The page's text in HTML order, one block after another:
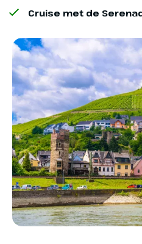
Cruise met deculinaire
richting
avond valt,
de Rijn
voel je de
ochtend
Het vaarschema is
Wanneer er voor
vaarprogramma zijn,
in je reisbescheiden.
Hoog of juist laag
weersomstandigheden
op de uitvoering van de
onvoorspelbaarheid is
schatten of
beïnvloeden. Daarom
programma vlak voor